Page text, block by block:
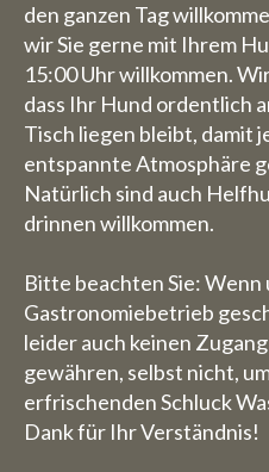
den ganzen Tag
wir Sie gerne mit Ihrem
15:00 Uhr willkommen.
dass Ihr Hund ordentlich
Tisch liegen bleibt, damit
entspannte Atmosphäre
Natürlich sind auch
drinnen willkommen.
Bitte beachten Sie: Wenn
Gastronomiebetrieb
leider auch keinen
gewähren, selbst nicht,
erfrischenden Schluck
Dank für Ihr Verständnis!